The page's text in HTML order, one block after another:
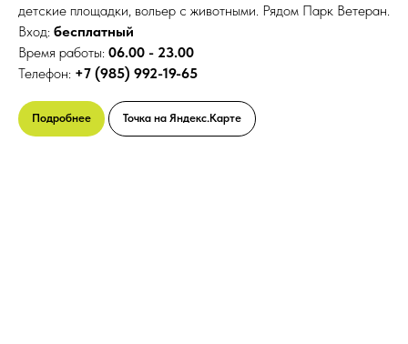
детские площадки, вольер с животными. Рядом Парк Ветеран.
Вход: бесплатный
Время работы: 06.00 - 23.00
Телефон: +7 (985) 992-19-65
Подробнее Точка на Яндекс.Карте